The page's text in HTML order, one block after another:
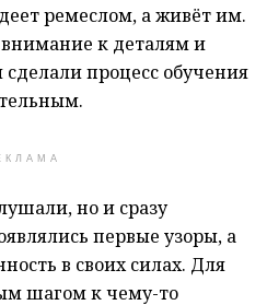
ремеслом, а живёт им.
к деталям и
процесс обучения
но и сразу
первые узоры, а
в своих силах. Для
шагом к чему-то